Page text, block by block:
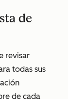
de
revisar
todas sus
de cada